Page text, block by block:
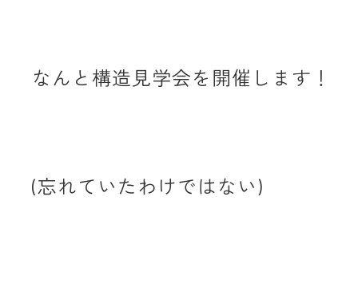
なんと構造見学会を開催します！
(忘れていたわけではない)